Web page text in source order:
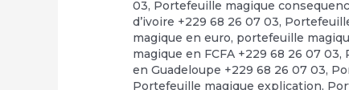
03, Portefeuille magique
d’ivoire +229 68 26 07 03,
magique en euro, portefeuille
magique en FCFA +229 68 26 07 03,
en Guadeloupe +229 68 26 07 03,
Portefeuille magique explication,